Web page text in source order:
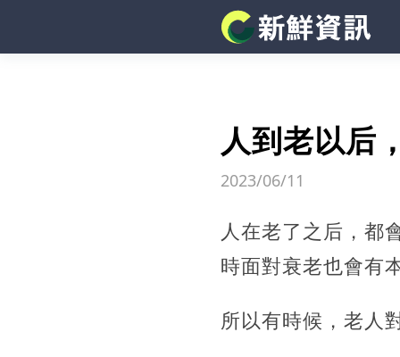
人到老以后
2023/06/11
人在老了之后，都
時面對衰老也會有
所以有時候，老人